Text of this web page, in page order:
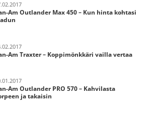
Am Outlander Max 450 – Kun hinta kohtasi
Am Traxter – Koppimönkkäri vailla vertaa
Am Outlander PRO 570 – Kahvilasta
ja takaisin